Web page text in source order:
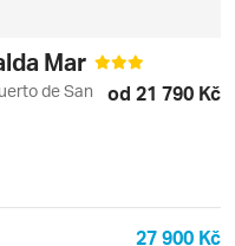
Mar
de San
od 21 790 Kč
27 900 Kč